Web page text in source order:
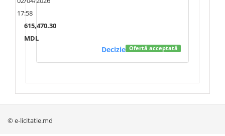
17:58
615,470.30
MDL
Ofertă acceptată
Decizie
© e-licitatie.md